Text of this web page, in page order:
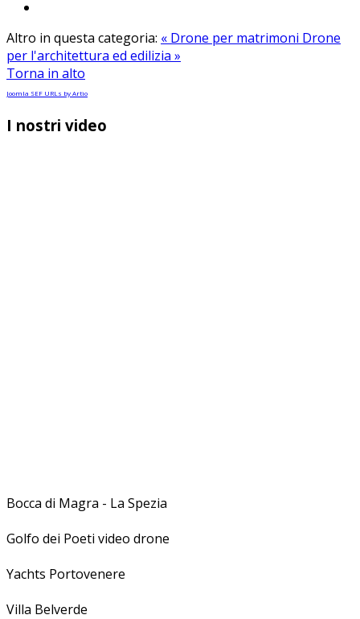
Altro in questa categoria: « Drone per matrimoni Drone
per l'architettura ed edilizia »
Torna in alto
Joomla SEF URLs by Artio
I nostri video
Bocca di Magra - La Spezia
Golfo dei Poeti video drone
Yachts Portovenere
Villa Belverde